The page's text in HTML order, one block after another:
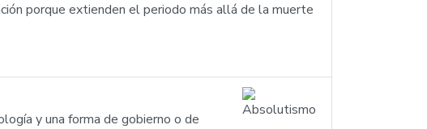
porque extienden el periodo más allá de la muerte
y una forma de gobierno o de